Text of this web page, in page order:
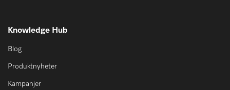
Knowledge Hub
Blog
Produktnyheter
Kampanjer